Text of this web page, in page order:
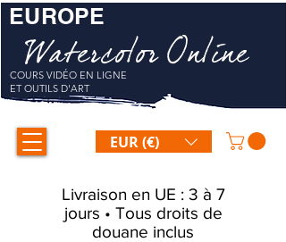
Watercolor Online
COURS VIDÉO EN LIGNE
ET OUTILS D'ART
EUR (€)
EUROPE
Livraison en UE : 3 à 7
jours • Tous droits de
douane inclus